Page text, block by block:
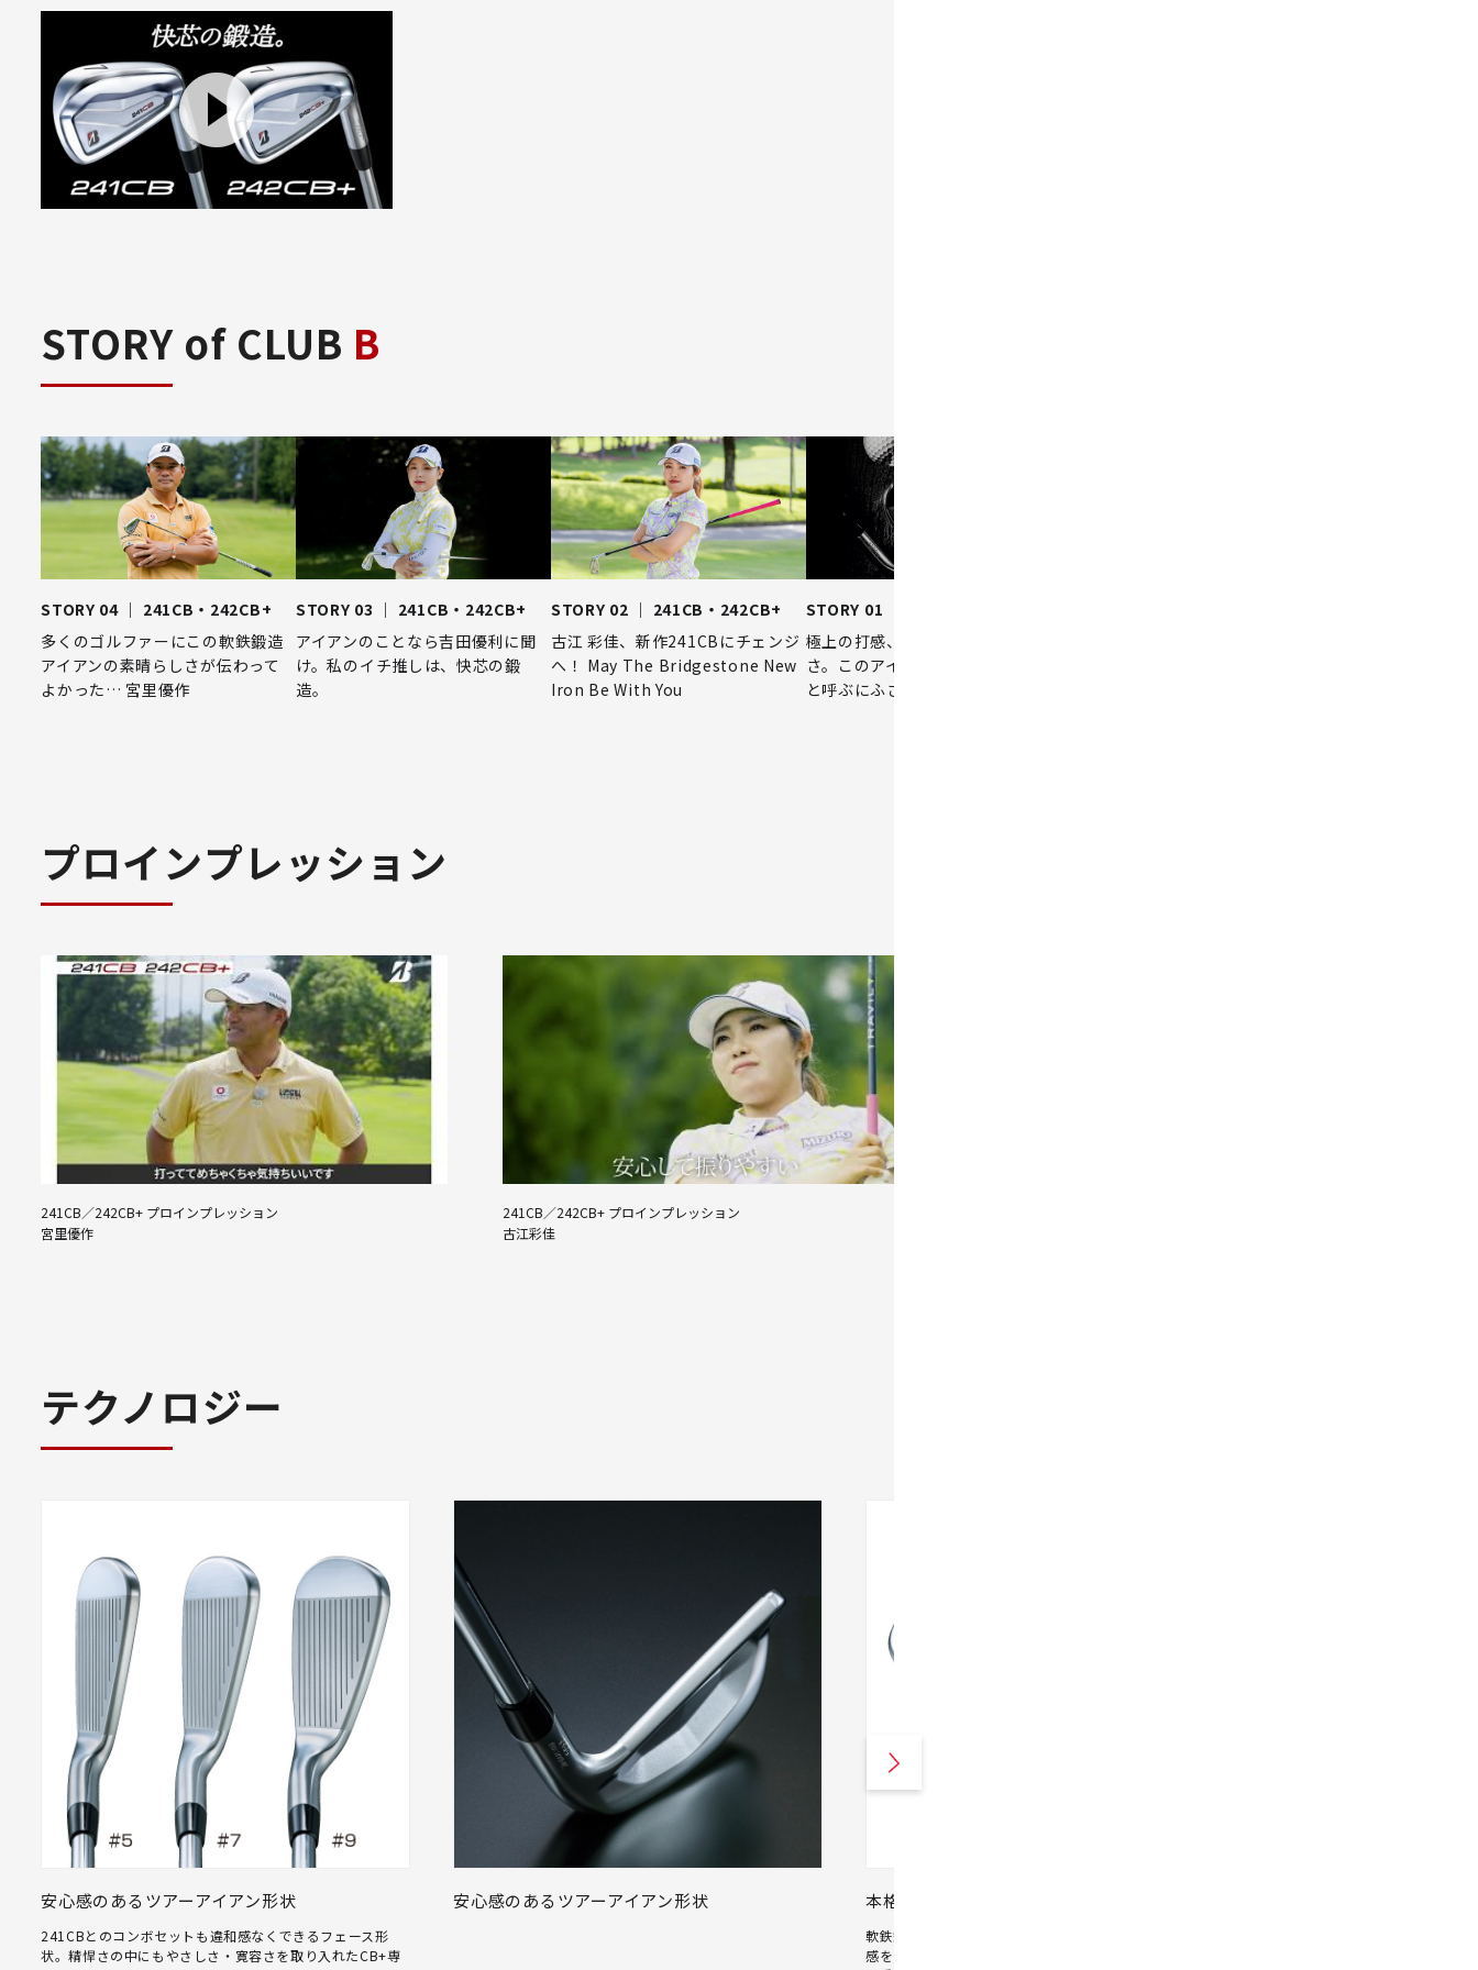
STORY of CLUB B
STORY 04 ｜ 241CB・242CB+
多くのゴルファーにこの軟鉄鍛造
アイアンの素晴らしさが伝わって
よかった… 宮里優作
STORY 03 ｜ 241CB・242CB+
アイアンのことなら吉田優利に聞
け。私のイチ推しは、快芯の鍛
造。
STORY 02 ｜ 241CB・242CB+
古江 彩佳、新作241CBにチェンジ
へ！ May The Bridgestone New
Iron Be With You
STORY 01 ｜ 241CB・242CB+
極上の打感、顔、そして抜けの良
さ。このアイアンこそ「The CB」
と呼ぶにふさわしい
プロインプレッション
241CB／242CB+ プロインプレッション
宮里優作
241CB／242CB+ プロインプレッション
古江彩佳
テクノロジー
安心感のあるツアーアイアン形状
241CBとのコンボセットも違和感なくできるフェース形
状。精悍さの中にもやさしさ・寛容さを取り入れたCB+専
安心感のあるツアーアイアン形状 本格的な形状にインナーポケット構造をプラス
軟鉄鍛造ならではの打感のやわらかさの中に、少しの弾き
感をプラスしたリブ＋インナーポケット構造。約20gの余